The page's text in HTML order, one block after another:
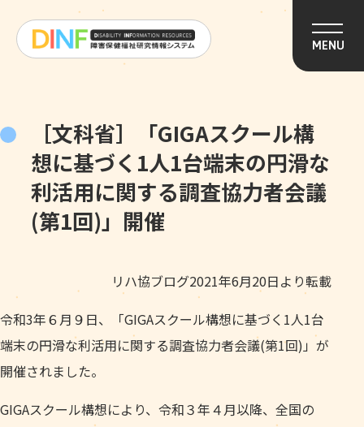
MENU
［文科省］「GIGAスクール構
想に基づく1人1台端末の円滑な
利活用に関する調査協力者会議
(第1回)」開催
リハ協ブログ2021年6月20日より転載
令和3年６月９日、「GIGAスクール構想に基づく1人1台
端末の円滑な利活用に関する調査協力者会議(第1回)」が
開催されました。
GIGAスクール構想により、令和３年４月以降、全国の